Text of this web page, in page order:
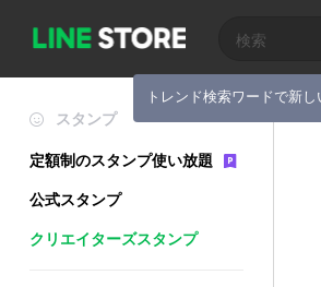
トレンド検索ワードで新
スタンプ
定額制のスタンプ使い放題
公式スタンプ
クリエイターズスタンプ